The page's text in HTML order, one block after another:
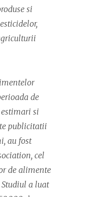
si
de
si
publicitatii
au fost
cel
de alimente
a luat